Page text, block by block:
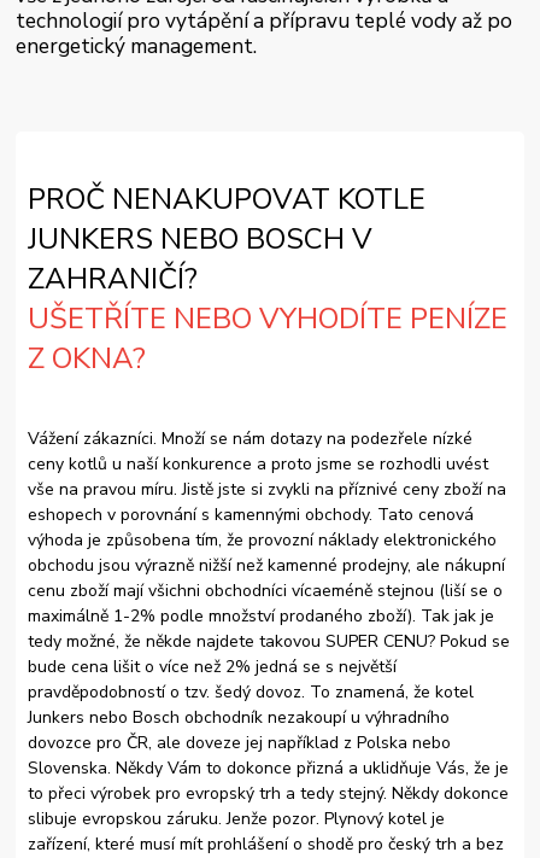
technologií pro vytápění a přípravu teplé vody až po
energetický management.
PROČ NENAKUPOVAT KOTLE
JUNKERS NEBO BOSCH V
ZAHRANIČÍ?
UŠETŘÍTE NEBO VYHODÍTE PENÍZE
Z OKNA?
Vážení zákazníci. Množí se nám dotazy na podezřele nízké
ceny kotlů u naší konkurence a proto jsme se rozhodli uvést
vše na pravou míru. Jistě jste si zvykli na příznivé ceny zboží na
eshopech v porovnání s kamennými obchody. Tato cenová
výhoda je způsobena tím, že provozní náklady elektronického
obchodu jsou výrazně nižší než kamenné prodejny, ale nákupní
cenu zboží mají všichni obchodníci vícaeméně stejnou (liší se o
maximálně 1-2% podle množství prodaného zboží). Tak jak je
tedy možné, že někde najdete takovou SUPER CENU? Pokud se
bude cena lišit o více než 2% jedná se s největší
pravděpodobností o tzv. šedý dovoz. To znamená, že kotel
Junkers nebo Bosch obchodník nezakoupí u výhradního
dovozce pro ČR, ale doveze jej například z Polska nebo
Slovenska. Někdy Vám to dokonce přizná a uklidňuje Vás, že je
to přeci výrobek pro evropský trh a tedy stejný. Někdy dokonce
slibuje evropskou záruku. Jenže pozor. Plynový kotel je
zařízení, které musí mít prohlášení o shodě pro český trh a bez